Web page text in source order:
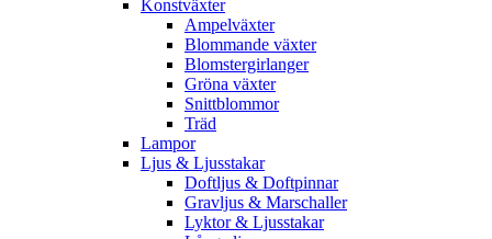
Konstväxter
Ampelväxter
Blommande växter
Blomstergirlanger
Gröna växter
Snittblommor
Träd
Lampor
Ljus & Ljusstakar
Doftljus & Doftpinnar
Gravljus & Marschaller
Lyktor & Ljusstakar